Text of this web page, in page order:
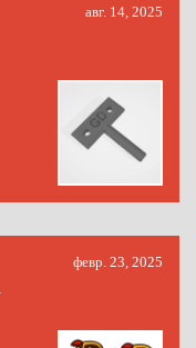
авг. 14, 2025
февр. 23, 2025